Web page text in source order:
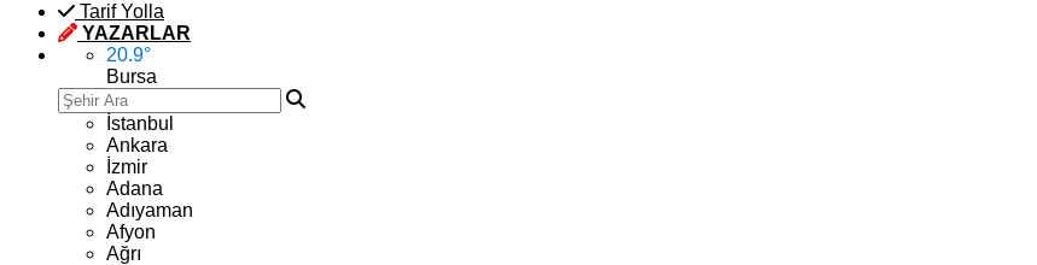
Tarif Yolla
YAZARLAR
20.9°
Bursa
İstanbul
Ankara
İzmir
Adana
Adıyaman
Afyon
Ağrı